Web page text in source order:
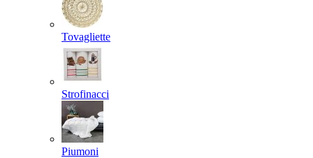
Tovagliette
Strofinacci
Piumoni